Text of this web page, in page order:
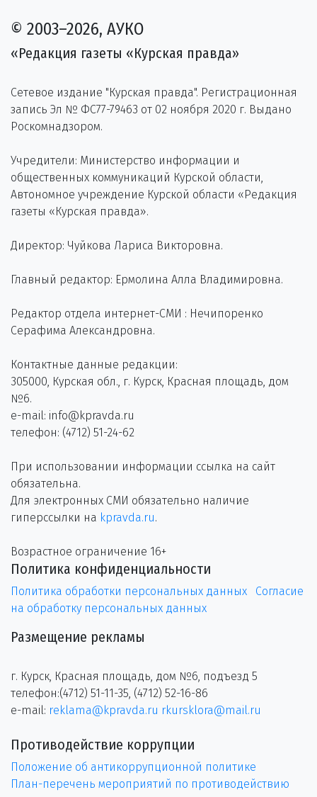
© 2003–2026, АУКО
«Редакция газеты «Курская правда»
Сетевое издание "Курская правда". Регистрационная
запись Эл № ФС77-79463 от 02 ноября 2020 г. Выдано
Роскомнадзором.
Учредители: Министерство информации и
общественных коммуникаций Курской области,
Автономное учреждение Курской области «Редакция
газеты «Курская правда».
Директор: Чуйкова Лариса Викторовна.
Главный редактор: Ермолина Алла Владимировна.
Редактор отдела интернет-СМИ : Нечипоренко
Серафима Александровна.
Контактные данные редакции:
305000, Курская обл., г. Курск, Красная площадь, дом
№6.
e-mail: info@kpravda.ru
телефон: (4712) 51-24-62
При использовании информации ссылка на сайт
обязательна.
Для электронных СМИ обязательно наличие
гиперссылки на kpravda.ru.
Возрастное ограничение 16+
Политика конфиденциальности
Политика обработки персональных данных
Согласие
на обработку персональных данных
Размещение рекламы
г. Курск, Красная площадь, дом №6, подъезд 5
телефон:(4712) 51-11-35, (4712) 52-16-86
e-mail: reklama@kpravda.ru rkursklora@mail.ru
Противодействие коррупции
Положение об антикоррупционной политике
План-перечень мероприятий по противодействию